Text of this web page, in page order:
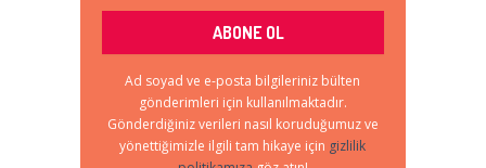
Ad soyad ve e-posta bilgileriniz bülten
gönderimleri için kullanılmaktadır.
Gönderdiğiniz verileri nasıl koruduğumuz ve
yönettiğimizle ilgili tam hikaye için gizlilik